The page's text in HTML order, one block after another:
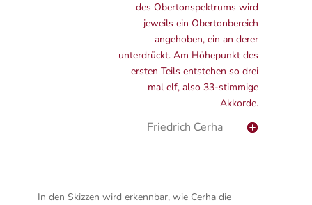
des Obertonspektrums wird
jeweils ein Obertonbereich
angehoben, ein an derer
unterdrückt. Am Höhepunkt des
ersten Teils entstehen so drei
mal elf, also 33-stimmige
Akkorde.
Friedrich Cerha
In den Skizzen wird erkennbar, wie Cerha die